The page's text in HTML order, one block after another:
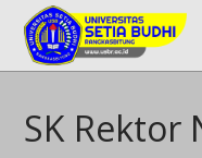
SK Rektor